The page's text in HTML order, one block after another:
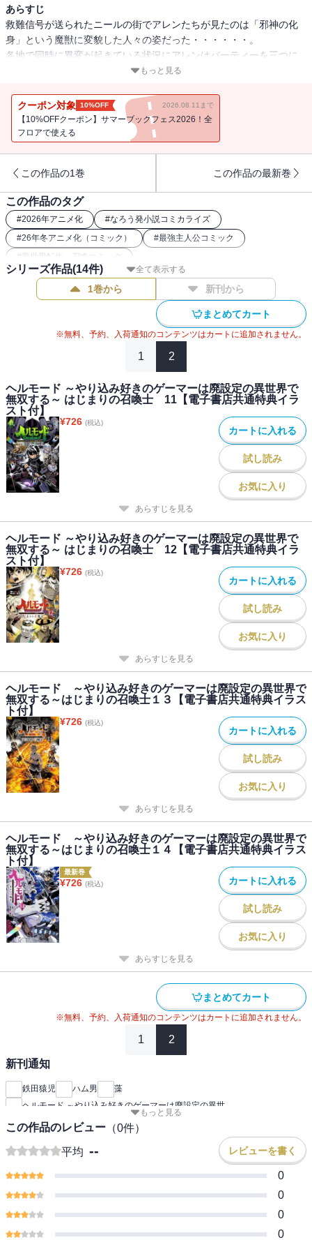
あらすじ
救難信号が送られたニールの街でアレンたちが見たのは「邪神の化
身」という魔獣に変貌した人々の姿だった・・・・・・。
各地で同時に異変が起きている状況にアレンはパーティーを三つに
もっと見る
クーポン対象 10%OFF 2026.08.11まで
【10%OFFクーポン】サマーブックフェス2026！全
フロアで使える
この作品の1巻 この作品の最新巻
この作品のタグ
#2026年アニメ化 #なろう発小説コミカライズ
#26年冬アニメ化（コミック） #最強主人公コミック
# 異世界転生・召喚コミック
全て表示する
シリーズ作品(14件)
1巻から 新刊から
まとめてカート
※無料、予約、入荷通知のコンテンツはカートに追加されません。
1 2
ヘルモード ～やり込み好きのゲーマーは廃設定の異世界で
無双する～ はじまりの召喚士 11【電子書店共通特典イラ
スト付】
¥726 (税込)
カートに入れる
試し読み
お気に入り
あらすじを見る
ヘルモード ～やり込み好きのゲーマーは廃設定の異世界で
無双する～ はじまりの召喚士 12【電子書店共通特典イラ
スト付】
¥726 (税込)
カートに入れる
試し読み
お気に入り
あらすじを見る
ヘルモード ～やり込み好きのゲーマーは廃設定の異世界で
無双する～はじまりの召喚士１３【電子書店共通特典イラス
ト付】
¥726 (税込)
カートに入れる
試し読み
お気に入り
あらすじを見る
ヘルモード ～やり込み好きのゲーマーは廃設定の異世界で
無双する～はじまりの召喚士１４【電子書店共通特典イラス
ト付】
最新巻
¥726 (税込) カートに入れる
試し読み
お気に入り
あらすじを見る
まとめてカート
※無料、予約、入荷通知のコンテンツはカートに追加されません。
1 2
新刊通知
鉄田猿児 ハム男
藻
ヘルモード ～やり込み好きのゲーマーは廃設定の異世
もっと見る
この作品のレビュー （0件）
平均 -- レビューを書く
0
0
0
0